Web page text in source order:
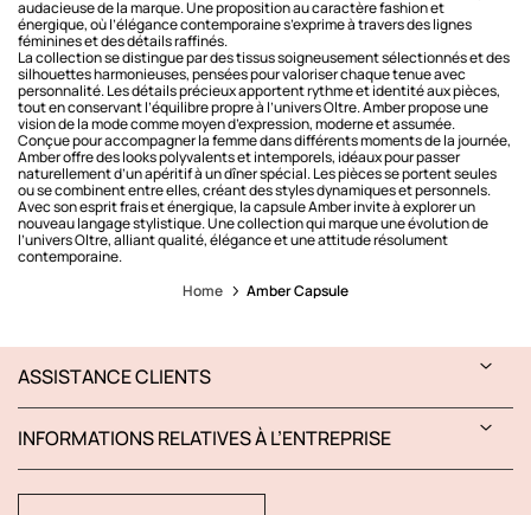
audacieuse de la marque. Une proposition au caractère fashion et
énergique, où l’élégance contemporaine s’exprime à travers des lignes
féminines et des détails raffinés.
La collection se distingue par des tissus soigneusement sélectionnés et des
silhouettes harmonieuses, pensées pour valoriser chaque tenue avec
personnalité. Les détails précieux apportent rythme et identité aux pièces,
tout en conservant l’équilibre propre à l’univers Oltre. Amber propose une
vision de la mode comme moyen d’expression, moderne et assumée.
Conçue pour accompagner la femme dans différents moments de la journée,
Amber offre des looks polyvalents et intemporels, idéaux pour passer
naturellement d’un apéritif à un dîner spécial. Les pièces se portent seules
ou se combinent entre elles, créant des styles dynamiques et personnels.
Avec son esprit frais et énergique, la capsule Amber invite à explorer un
nouveau langage stylistique. Une collection qui marque une évolution de
l’univers Oltre, alliant qualité, élégance et une attitude résolument
contemporaine.
Home
Amber Capsule
ASSISTANCE CLIENTS
INFORMATIONS RELATIVES À L’ENTREPRISE